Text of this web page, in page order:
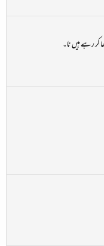
کر رہے ہیں نا۔